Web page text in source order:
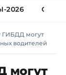
2026
ГИБДД могут
водителей
могут